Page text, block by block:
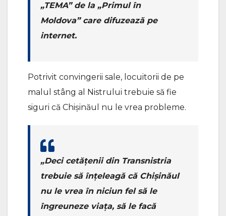
„TEMA” de la „Primul în
Moldova” care difuzează pe
internet.
Potrivit convingerii sale, locuitorii de pe
malul stâng al Nistrului trebuie să fie
siguri că Chișinăul nu le vrea probleme.
„Deci cetățenii din Transnistria
trebuie să înțeleagă că Chișinăul
nu le vrea în niciun fel să le
îngreuneze viața, să le facă